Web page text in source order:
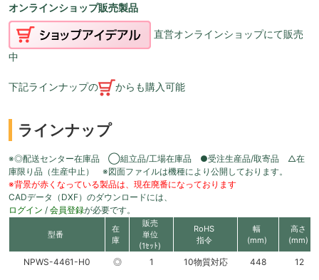
オンラインショップ販売製品
直営オンラインショップにて販売
中
下記ラインナップの からも購入可能
ラインナップ
※◎配送センター在庫品 ◯組立品/工場在庫品 ●受注生産品/取寄品 △在
庫限り品（生産中止） ※図面ファイルは機種により公開しております。
※背景が赤くなっている製品は、現在廃番になっております
CADデータ（DXF）のダウンロードには、
ログイン / 会員登録が必要です。
型番
在
庫
販売
単位
(1ｾｯﾄ)
RoHS
指令
幅
(mm)
高さ
(mm)
NPWS-4461-H0 ◎ 1 10物質対応 448 12